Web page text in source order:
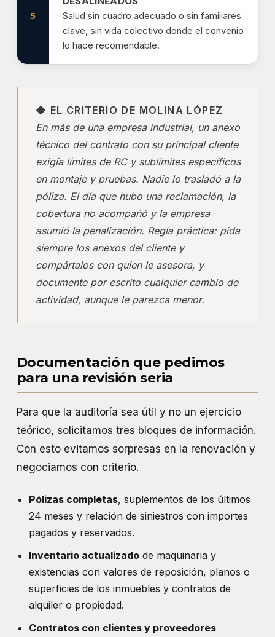
5
Salud sin cuadro adecuado o sin familiares
clave, sin vida colectivo donde el convenio
lo hace recomendable.
◆ EL CRITERIO DE MOLINA LÓPEZ
En más de una empresa industrial, un anexo
técnico del contrato con su principal cliente
exigía límites de RC y sublímites específicos
en montaje y pruebas. Nadie lo trasladó a la
póliza. El día que hubo una reclamación, la
cobertura no acompañó y la empresa
asumió la penalización. Regla práctica: pida
siempre los anexos del cliente y
compártalos con quien le asesora, y
documente por escrito cualquier cambio de
actividad, aunque le parezca menor.
Documentación que pedimos
para una revisión seria
Para que la auditoría sea útil y no un ejercicio
teórico, solicitamos tres bloques de información.
Con esto evitamos sorpresas en la renovación y
negociamos con criterio.
Pólizas completas, suplementos de los últimos
24 meses y relación de siniestros con importes
pagados y reservados.
Inventario actualizadode maquinaria y
existencias con valores de reposición, planos o
superficies de los inmuebles y contratos de
alquiler o propiedad.
Contratos con clientes y proveedores